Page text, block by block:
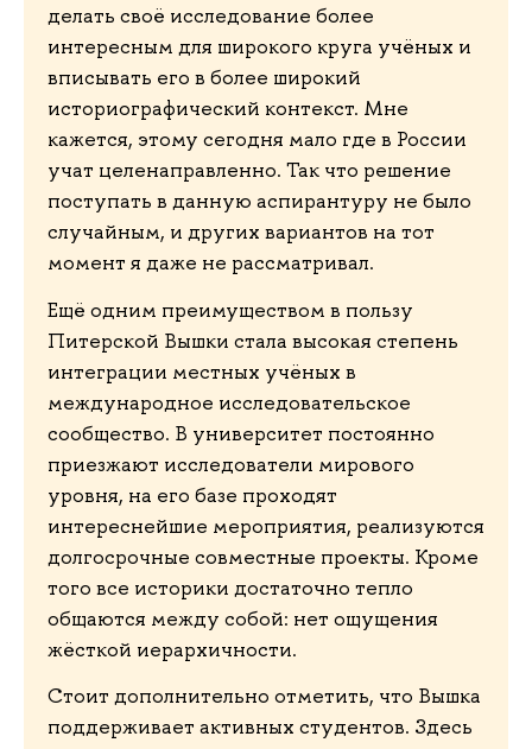
делать своё исследование более
интересным для широкого круга учёных и
вписывать его в более широкий
историографический контекст. Мне
кажется, этому сегодня мало где в России
учат целенаправленно. Так что решение
поступать в данную аспирантуру не было
случайным, и других вариантов на тот
момент я даже не рассматривал.
Ещё одним преимуществом в пользу
Питерской Вышки стала высокая степень
интеграции местных учёных в
международное исследовательское
сообщество. В университет постоянно
приезжают исследователи мирового
уровня, на его базе проходят
интереснейшие мероприятия, реализуются
долгосрочные совместные проекты. Кроме
того все историки достаточно тепло
общаются между собой: нет ощущения
жёсткой иерархичности.
Стоит дополнительно отметить, что Вышка
поддерживает активных студентов. Здесь